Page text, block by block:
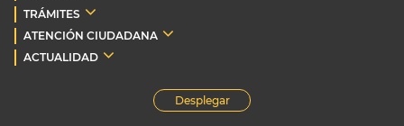
TRÁMITES
ATENCIÓN CIUDADANA
ACTUALIDAD
Desplegar